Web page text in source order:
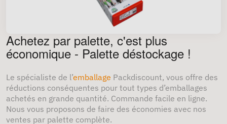
Achetez par palette, c'est plus
économique - Palette déstockage !
Le spécialiste de l’emballage Packdiscount, vous offre des
réductions conséquentes pour tout types d’emballages
achetés en grande quantité. Commande facile en ligne.
Nous vous proposons de faire des économies avec nos
ventes par palette complète.